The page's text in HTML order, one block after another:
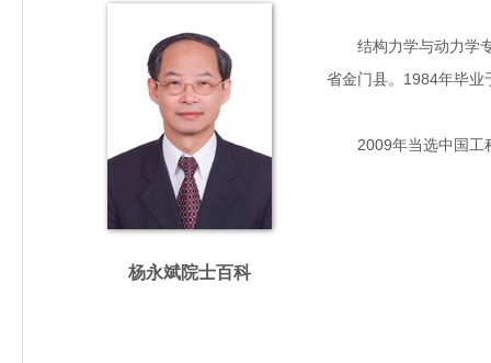
杨永斌院士百科
结构力学与动力学专
省金门县。1984年毕业
2009年当选中国工